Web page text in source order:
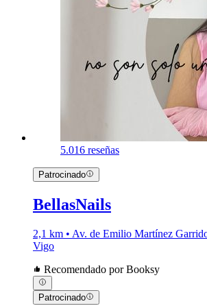
5.016 reseñas
Patrocinado
BellasNails
2,1 km • Av. de Emilio Martínez
Vigo
Recomendado por Booksy
Patrocinado